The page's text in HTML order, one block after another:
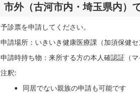
市外（古河市内・埼玉県内）
予診票を申請して
申請場所：いきいき健康医療課（加須保
申請時持ち物：来所する方の本人確認証（マ
注釈:
同居でない親族の申請も可能です